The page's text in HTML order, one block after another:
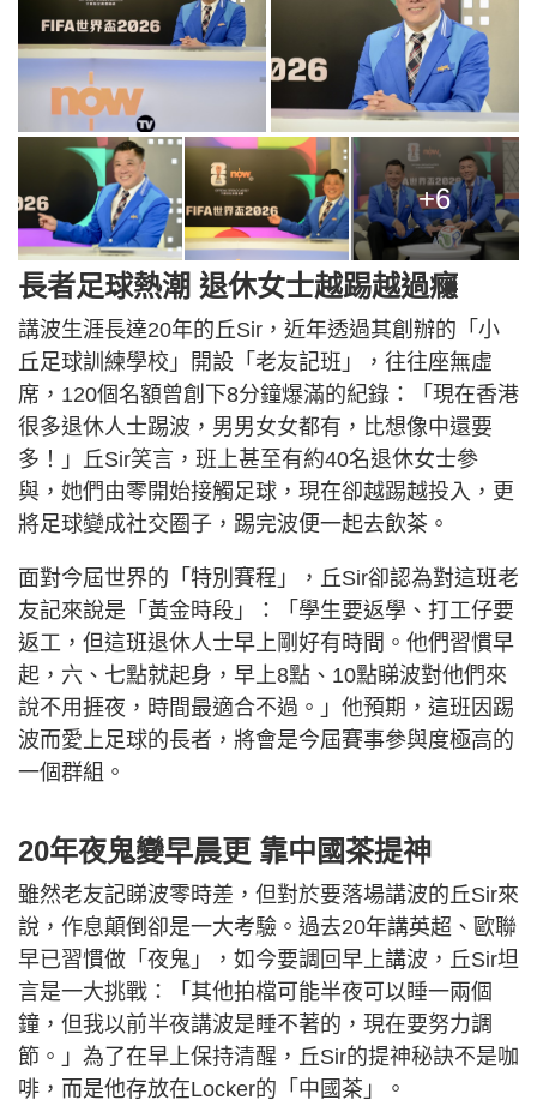
+6
長者足球熱潮 退休女士越踢越過癮
講波生涯長達20年的丘Sir，近年透過其創辦的「小
丘足球訓練學校」開設「老友記班」，往往座無虛
席，120個名額曾創下8分鐘爆滿的紀錄：「現在香港
很多退休人士踢波，男男女女都有，比想像中還要
多！」丘Sir笑言，班上甚至有約40名退休女士參
與，她們由零開始接觸足球，現在卻越踢越投入，更
將足球變成社交圈子，踢完波便一起去飲茶。
面對今屆世界的「特別賽程」，丘Sir卻認為對這班老
友記來說是「黃金時段」：「學生要返學、打工仔要
返工，但這班退休人士早上剛好有時間。他們習慣早
起，六、七點就起身，早上8點、10點睇波對他們來
說不用捱夜，時間最適合不過。」他預期，這班因踢
波而愛上足球的長者，將會是今屆賽事參與度極高的
一個群組。
20年夜鬼變早晨更 靠中國茶提神
雖然老友記睇波零時差，但對於要落場講波的丘Sir來
說，作息顛倒卻是一大考驗。過去20年講英超、歐聯
早已習慣做「夜鬼」，如今要調回早上講波，丘Sir坦
言是一大挑戰：「其他拍檔可能半夜可以睡一兩個
鐘，但我以前半夜講波是睡不著的，現在要努力調
節。」為了在早上保持清醒，丘Sir的提神秘訣不是咖
啡，而是他存放在Locker的「中國茶」。